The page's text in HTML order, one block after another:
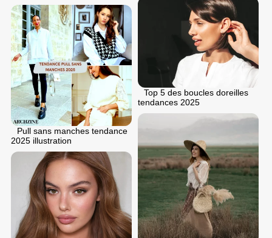
Top 5 des boucles doreilles
tendances 2025
Pull sans manches tendance
2025 illustration